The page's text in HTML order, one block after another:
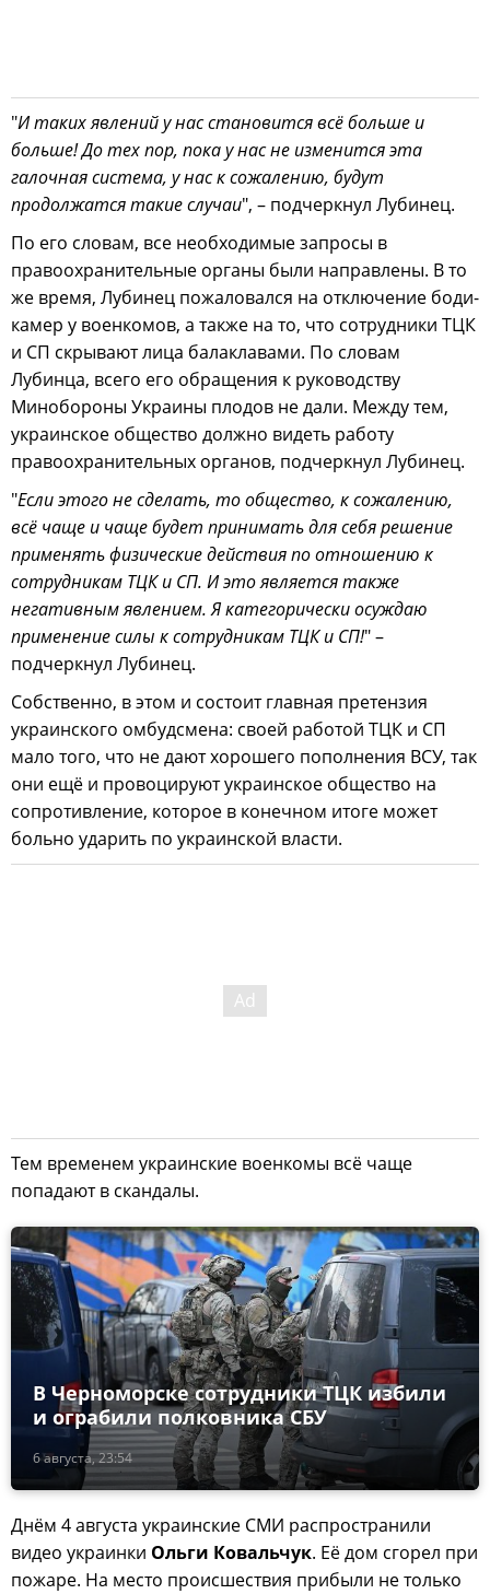
"И таких явлений у нас становится всё больше и
больше! До тех пор, пока у нас не изменится эта
галочная система, у нас к сожалению, будут
продолжатся такие случаи", – подчеркнул Лубинец.
По его словам, все необходимые запросы в
правоохранительные органы были направлены. В то
же время, Лубинец пожаловался на отключение боди-
камер у военкомов, а также на то, что сотрудники ТЦК
и СП скрывают лица балаклавами. По словам
Лубинца, всего его обращения к руководству
Минобороны Украины плодов не дали. Между тем,
украинское общество должно видеть работу
правоохранительных органов, подчеркнул Лубинец.
"Если этого не сделать, то общество, к сожалению,
всё чаще и чаще будет принимать для себя решение
применять физические действия по отношению к
сотрудникам ТЦК и СП. И это является также
негативным явлением. Я категорически осуждаю
применение силы к сотрудникам ТЦК и СП!" –
подчеркнул Лубинец.
Собственно, в этом и состоит главная претензия
украинского омбудсмена: своей работой ТЦК и СП
мало того, что не дают хорошего пополнения ВСУ, так
они ещё и провоцируют украинское общество на
сопротивление, которое в конечном итоге может
больно ударить по украинской власти.
Тем временем украинские военкомы всё чаще
попадают в скандалы.
6 августа, 23:54
В Черноморске сотрудники ТЦК избили
и ограбили полковника СБУ
Днём 4 августа украинские СМИ распространили
видео украинки Ольги Ковальчук. Её дом сгорел при
пожаре. На место происшествия прибыли не только